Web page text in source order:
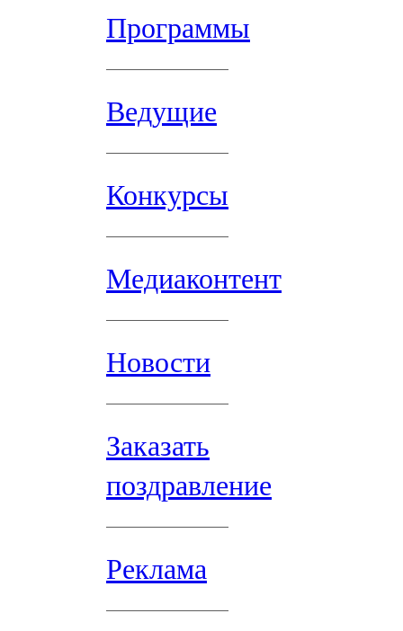
Программы
Ведущие
Конкурсы
Медиаконтент
Новости
Заказать
поздравление
Реклама